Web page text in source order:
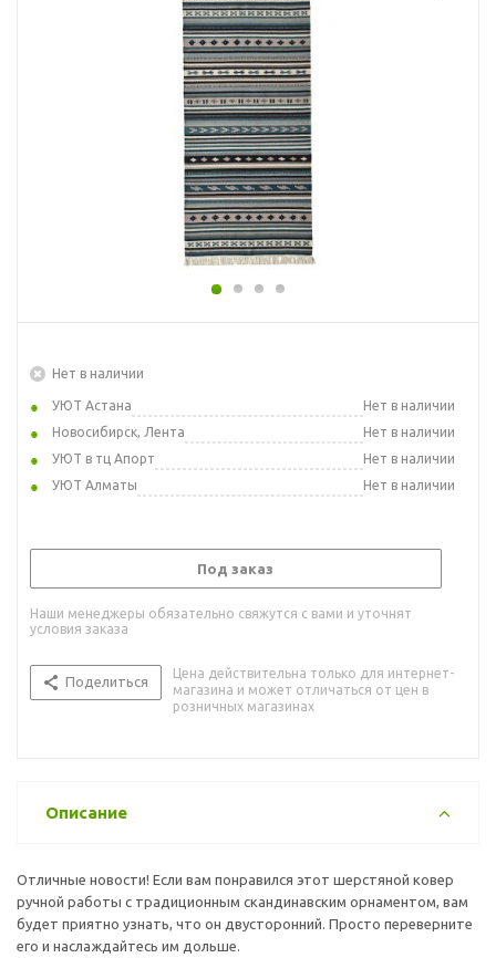
Нет в наличии
УЮТ Астана
Нет в наличии
Новосибирск, Лента
Нет в наличии
УЮТ в тц Апорт
Нет в наличии
УЮТ Алматы
Нет в наличии
Под заказ
Наши менеджеры обязательно свяжутся с вами и уточнят
условия заказа
Поделиться
Цена действительна только для интернет-
магазина и может отличаться от цен в
розничных магазинах
Описание
Отличные новости! Если вам понравился этот шерстяной ковер
ручной работы с традиционным скандинавским орнаментом, вам
будет приятно узнать, что он двусторонний. Просто переверните
его и наслаждайтесь им дольше.